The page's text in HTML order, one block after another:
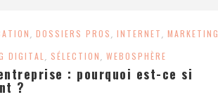
, DOSSIERS PROS, INTERNET, MARKETING
DIGITAL , SÉLECTION, WEBOSPHÈRE
: pourquoi est-ce si
?